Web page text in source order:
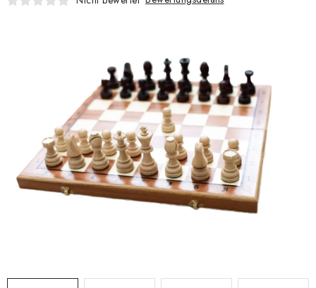
SCHACHBRETTER
SCHACH-ANTIQUITÄTENLADEN
SCHACH ONLINE
SCHACH-MERCH